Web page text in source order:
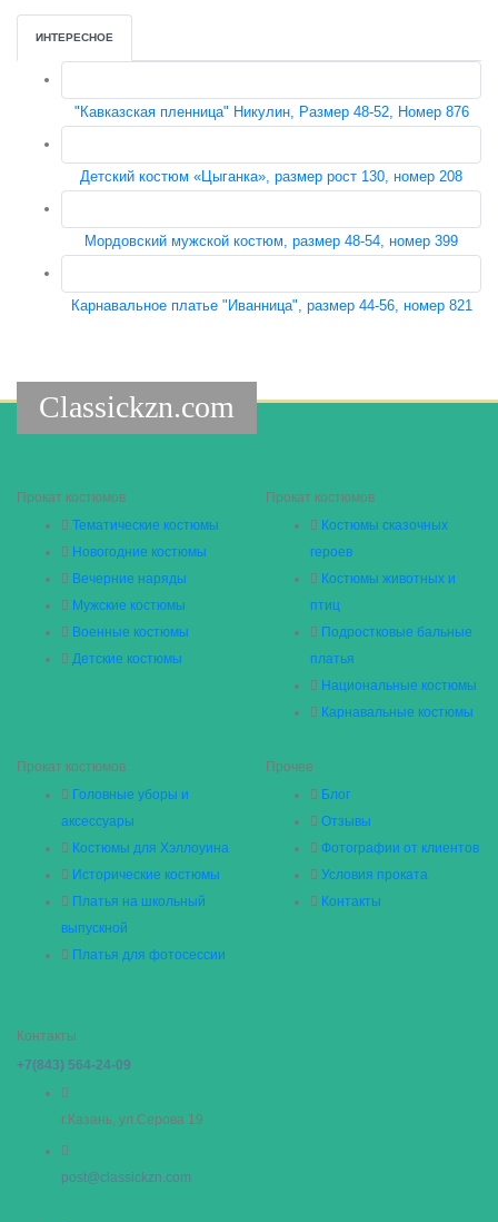
ИНТЕРЕСНОЕ
"Кавказская пленница" Никулин, Размер 48-52, Номер 876
Детский костюм «Цыганка», размер рост 130, номер 208
Мордовский мужской костюм, размер 48-54, номер 399
Карнавальное платье "Иванница", размер 44-56, номер 821
Classickzn.com
Прокат костюмов
Тематические костюмы
Новогодние костюмы
Вечерние наряды
Мужские костюмы
Военные костюмы
Детские костюмы
Прокат костюмов
Костюмы сказочных
героев
Костюмы животных и
птиц
Подростковые бальные
платья
Национальные костюмы
Карнавальные костюмы
Прокат костюмов
Головные уборы и
аксессуары
Костюмы для Хэллоуина
Исторические костюмы
Платья на школьный
выпускной
Платья для фотосессии
Прочее
Блог
Отзывы
Фотографии от клиентов
Условия проката
Контакты
Контакты
+7(843) 564-24-09
г.Казань, ул.Серова 19
post@classickzn.com